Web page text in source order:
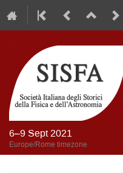
6–9 Sept 2021
Europe/Rome timezone